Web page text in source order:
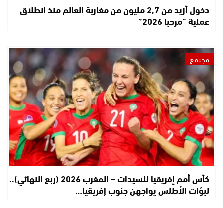
دخول أزيد من 2,7 مليون من مغاربة العالم منذ انطلاق
عملية “مرحبا 2026”
مجتمع
كأس أمم إفريقيا للسيدات – المغرب 2026 (ربع النهائي)..
لبؤات الأطلس يواجهن جنوب إفريقيا…